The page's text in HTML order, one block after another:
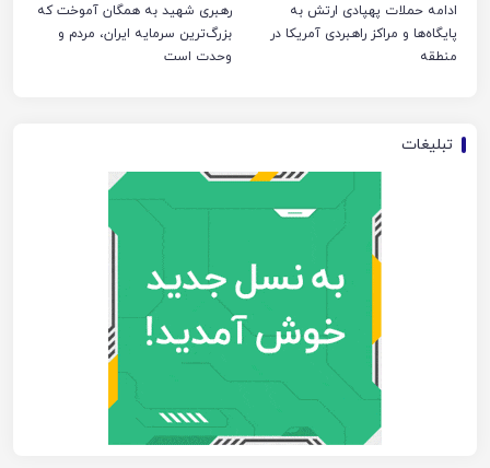
ادامه حملات پهپادی ارتش به
پایگاه‌ها و مراکز راهبردی آمریکا در
منطقه
رهبری شهید به همگان آموخت که
بزرگ‌ترین سرمایه ایران، مردم و
وحدت است
تبلیغات